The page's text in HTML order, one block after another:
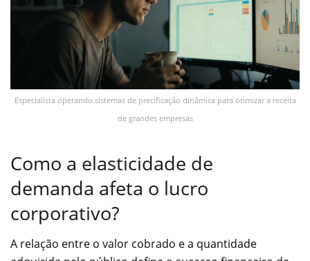
Especialista operando sistemas de precificação dinâmica para otimizar a receita
de grandes empresas
Como a elasticidade de
demanda afeta o lucro
corporativo?
A relação entre o valor cobrado e a quantidade